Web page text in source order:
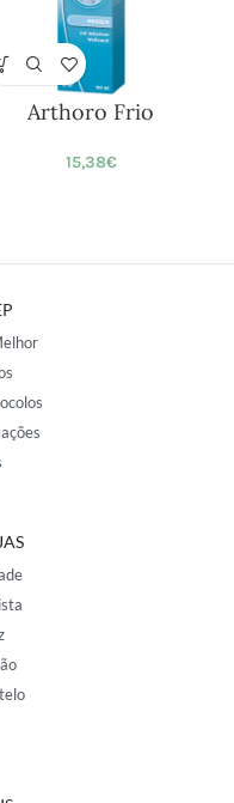
Arthoro Frio
15,38€